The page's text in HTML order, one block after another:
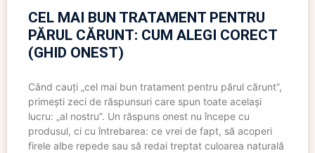
CEL MAI BUN TRATAMENT PENTRU
PĂRUL CĂRUNT: CUM ALEGI CORECT
(GHID ONEST)
Când cauți „cel mai bun tratament pentru părul cărunt”,
primești zeci de răspunsuri care spun toate același
lucru: „al nostru”. Un răspuns onest nu începe cu
produsul, ci cu întrebarea: ce vrei de fapt, să acoperi
firele albe repede sau să redai treptat culoarea naturală